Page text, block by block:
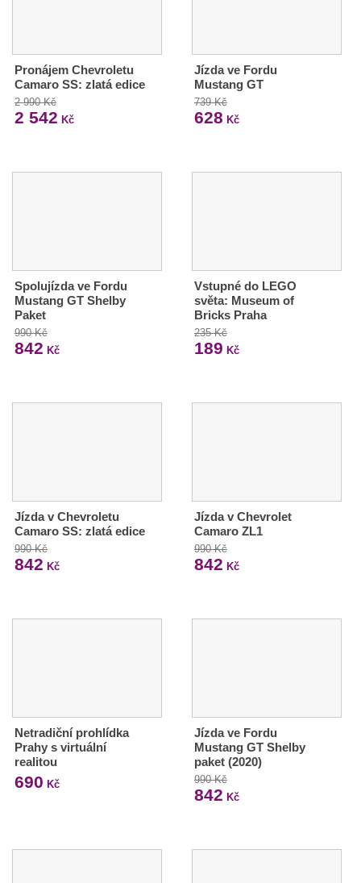
Pronájem Chevroletu
Camaro SS: zlatá edice
2 990 Kč
2 542 Kč
Jízda ve Fordu
Mustang GT
739 Kč
628 Kč
Spolujízda ve Fordu
Mustang GT Shelby
Paket
990 Kč
842 Kč
Vstupné do LEGO
světa: Museum of
Bricks Praha
235 Kč
189 Kč
Jízda v Chevroletu
Camaro SS: zlatá edice
990 Kč
842 Kč
Jízda v Chevrolet
Camaro ZL1
990 Kč
842 Kč
Netradiční prohlídka
Prahy s virtuální
realitou
690 Kč
Jízda ve Fordu
Mustang GT Shelby
paket (2020)
990 Kč
842 Kč